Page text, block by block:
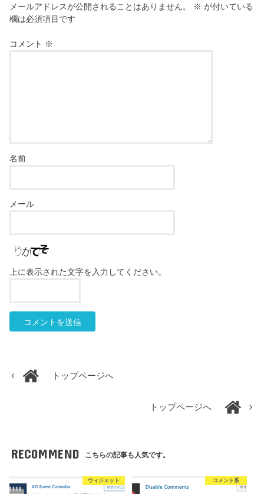
メールアドレスが公開されることはありません。 ※ が付いている
欄は必須項目です
コメント ※
名前
メール
上に表示された文字を入力してください。
トップページへ
トップページへ
RECOMMEND こちらの記事も人気です。
ウィジェット コメント系